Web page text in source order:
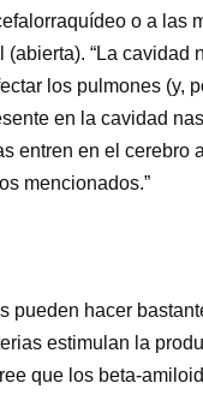
o a las
“La
los pulmones (y,
en la cavidad
entren en el cerebro
mencionados.”
pueden hacer
estimulan la
que los beta-